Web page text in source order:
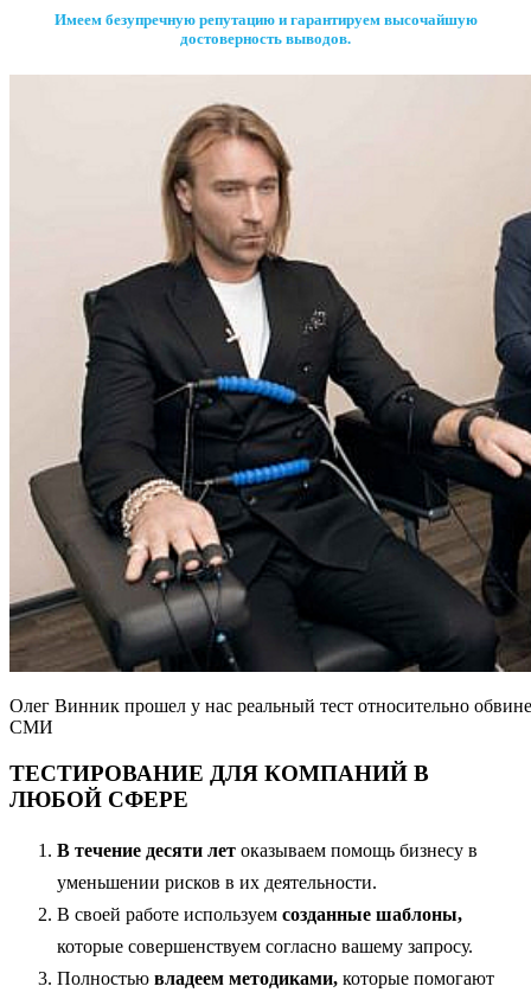
Имеем безупречную репутацию и гарантируем высочайшую
достоверность выводов.
Олег Винник прошел у нас реальный тест относительно
СМИ
ТЕСТИРОВАНИЕ ДЛЯ КОМПАНИЙ В
ЛЮБОЙ СФЕРЕ
В течение десяти лет оказываем помощь бизнесу в
уменьшении рисков в их деятельности.
В своей работе используем созданные шаблоны,
которые совершенствуем согласно вашему запросу.
Полностью владеем методиками, которые помогают